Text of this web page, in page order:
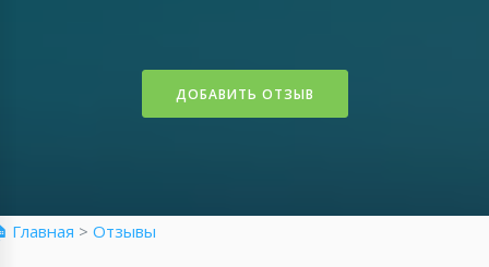
ДОБАВИТЬ ОТЗЫВ
Главная > Отзывы